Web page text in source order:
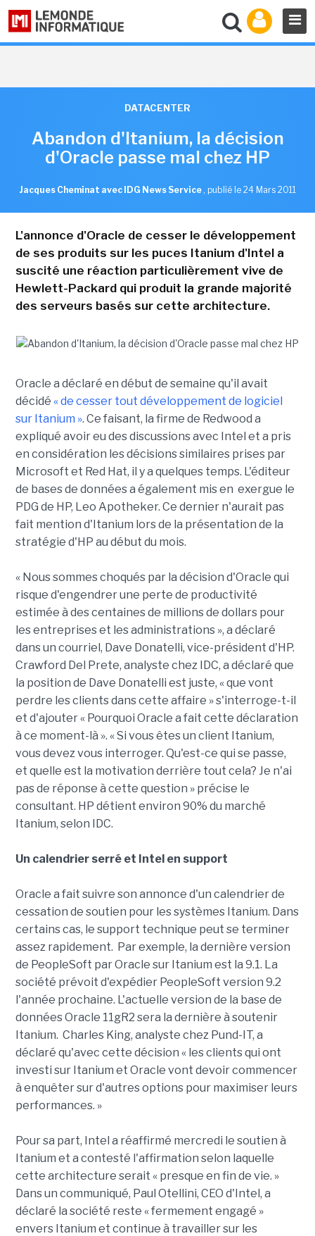
DATACENTER
Abandon d'Itanium, la décision
d'Oracle passe mal chez HP
Jacques Cheminat avec IDG News Service , publié le 24 Mars 2011
L'annonce d'Oracle de cesser le développement
de ses produits sur les puces Itanium d'Intel a
suscité une réaction particulièrement vive de
Hewlett-Packard qui produit la grande majorité
des serveurs basés sur cette architecture.
Oracle a déclaré en début de semaine qu'il avait
décidé « de cesser tout développement de logiciel
sur Itanium ». Ce faisant, la firme de Redwood a
expliqué avoir eu des discussions avec Intel et a pris
en considération les décisions similaires prises par
Microsoft et Red Hat, il y a quelques temps. L'éditeur
de bases de données a également mis en exergue le
PDG de HP, Leo Apotheker. Ce dernier n'aurait pas
fait mention d'Itanium lors de la présentation de la
stratégie d'HP au début du mois.
« Nous sommes choqués par la décision d'Oracle qui
risque d'engendrer une perte de productivité
estimée à des centaines de millions de dollars pour
les entreprises et les administrations », a déclaré
dans un courriel, Dave Donatelli, vice-président d'HP.
Crawford Del Prete, analyste chez IDC, a déclaré que
la position de Dave Donatelli est juste, « que vont
perdre les clients dans cette affaire » s'interroge-t-il
et d'ajouter « Pourquoi Oracle a fait cette déclaration
à ce moment-là ». « Si vous êtes un client Itanium,
vous devez vous interroger. Qu'est-ce qui se passe,
et quelle est la motivation derrière tout cela? Je n'ai
pas de réponse à cette question » précise le
consultant. HP détient environ 90% du marché
Itanium, selon IDC.
Un calendrier serré et Intel en support
Oracle a fait suivre son annonce d'un calendrier de
cessation de soutien pour les systèmes Itanium. Dans
certains cas, le support technique peut se terminer
assez rapidement. Par exemple, la dernière version
de PeopleSoft par Oracle sur Itanium est la 9.1. La
société prévoit d'expédier PeopleSoft version 9.2
l'année prochaine. L'actuelle version de la base de
données Oracle 11gR2 sera la dernière à soutenir
Itanium. Charles King, analyste chez Pund-IT, a
déclaré qu'avec cette décision « les clients qui ont
investi sur Itanium et Oracle vont devoir commencer
à enquêter sur d'autres options pour maximiser leurs
performances. »
Pour sa part, Intel a réaffirmé mercredi le soutien à
Itanium et a contesté l'affirmation selon laquelle
cette architecture serait « presque en fin de vie. »
Dans un communiqué, Paul Otellini, CEO d'Intel, a
déclaré la société reste « fermement engagé »
envers Itanium et continue à travailler sur les